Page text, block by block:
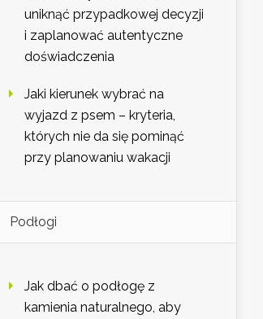
uniknąć przypadkowej decyzji
i zaplanować autentyczne
doświadczenia
Jaki kierunek wybrać na
wyjazd z psem – kryteria,
których nie da się pominąć
przy planowaniu wakacji
Podłogi
Jak dbać o podłogę z
kamienia naturalnego, aby